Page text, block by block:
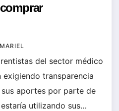
del sector médico
transparencia
aportes por parte de
utilizando sus…